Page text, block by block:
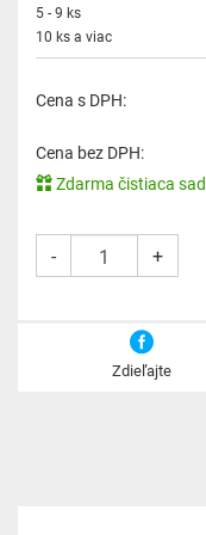
5 - 9 ks
10 ks a viac
Cena s DPH:
Cena bez DPH:
Zdarma čistiaca
- +
Zdieľajte